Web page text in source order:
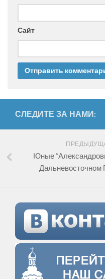
Сайт
СЛЕДИТЕ ЗА НАМИ:
Юные
Дальневосточном